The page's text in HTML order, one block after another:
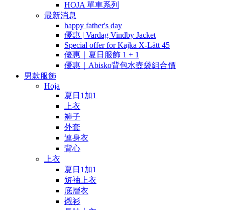
HOJA 單車系列
最新消息
happy father's day
優惠 | Vardag Vindby Jacket
Special offer for Kajka X-Lätt 45
優惠｜夏日服飾 1 + 1
優惠｜Abisko背包水壺袋組合價
男款服飾
Hoja
夏日1加1
上衣
褲子
外套
連身衣
背心
上衣
夏日1加1
短袖上衣
底層衣
襯衫